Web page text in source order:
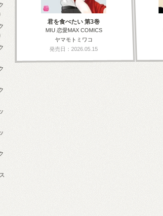
君を食べたい 第3巻
MIU 恋愛MAX COMICS
ヤマモトミワコ
発売日：2026.05.15